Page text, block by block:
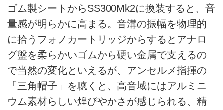
ゴム製シートからSS300Mk2に換装すると、音
量感が明らかに高まる。音溝の振幅を物理的
に拾うフォノカートリッジからするとアナロ
グ盤を柔らかいゴムから硬い金属で支えるの
で当然の変化といえるが、アンセルメ指揮の
「三角帽子」を聴くと、高音域にはアルミニ
ウム素材らしい煌びやかさが感じられる、精